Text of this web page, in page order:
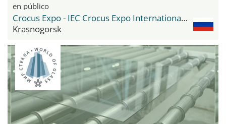
en público
Crocus Expo - IEC Crocus Expo International Exhibition Centre
Krasnogorsk